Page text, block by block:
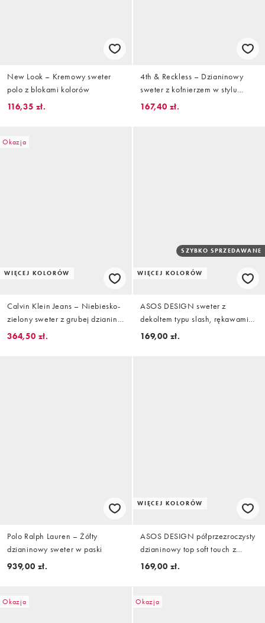
New Look – Kremowy sweter
polo z blokami kolorów
116,35 zł.
4th & Reckless – Dzianinowy
sweter z kołnierzem w stylu
rugby i dekoltem w kształcie
167,40 zł.
Okazja
WIĘCEJ KOLORÓW
Calvin Klein Jeans – Niebiesko-
zielony sweter z grubej dzianiny
z blokami kolorów
364,50 zł.
WIĘCEJ KOLORÓW
SZYBKO SPRZEDAWANE
ASOS DESIGN sweter z
dekoltem typu slash, rękawami
batwing i mankietami w paski
169,00 zł.
Polo Ralph Lauren – Żółty
dzianinowy sweter w paski
939,00 zł.
WIĘCEJ KOLORÓW
ASOS DESIGN półprzezroczysty
dzianinowy top soft touch z
marszczeniem po boku we wzór
169,00 zł.
Okazja Okazja